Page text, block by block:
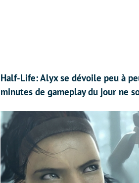
Half-Life: Alyx se dévoile peu à
minutes de gameplay du jour ne